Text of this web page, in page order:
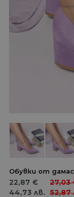
Обувки от
22,87 €
44,73 лв.
27,03
52,87